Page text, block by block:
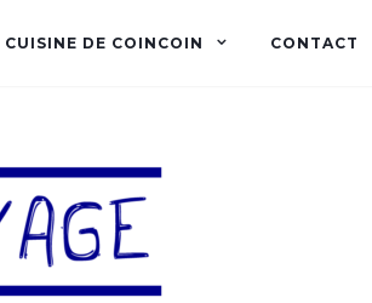
CUISINE DE COINCOIN CONTACT